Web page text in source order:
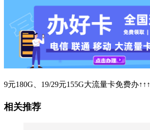
9元180G、19/29元155G大流量卡免费办↑↑↑
相关推荐